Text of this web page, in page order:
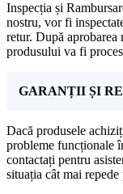
Inspecția și
nostru, vor fi
retur. După aprobarea
produsului va fi
GARANȚII ȘI
Dacă produsele
probleme funcționale
contactați pentru
situația cât mai